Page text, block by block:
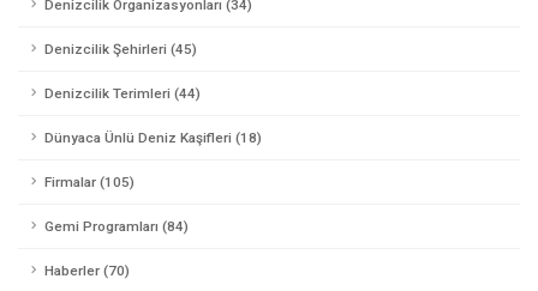
Denizcilik Organizasyonları (34)
Denizcilik Şehirleri (45)
Denizcilik Terimleri (44)
Dünyaca Ünlü Deniz Kaşifleri (18)
Firmalar (105)
Gemi Programları (84)
Haberler (70)